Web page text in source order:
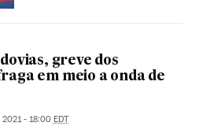
greve dos
em meio a onda de
2021 - 18:00 EDT